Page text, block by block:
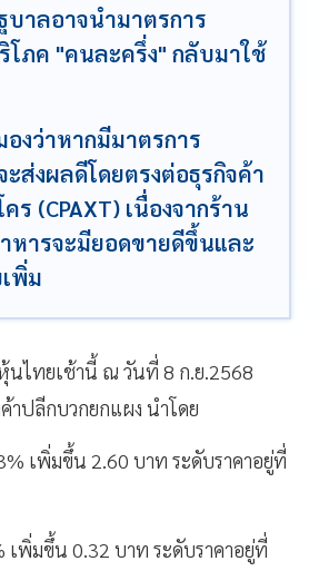
บาลอาจนำมาตรการ
โภค "คนละครึ่ง" กลับมาใช้
องว่าหากมีมาตรการ
ส่งผลดีโดยตรงต่อธุรกิจค้า
ร (CPAXT) เนื่องจากร้าน
หารจะมียอดขายดีขึ้นและ
พิ่ม
นไทยเช้านี้ ณ วันที่ 8 ก.ย.2568
าปลีกบวกยกแผง นำโดย
เพิ่มขึ้น 2.60 บาท ระดับราคาอยู่ที่
เพิ่มขึ้น 0.32 บาท ระดับราคาอยู่ที่